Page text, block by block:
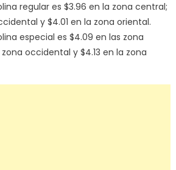
regular es $3.96 en la zona central;
y $4.01 en la zona oriental.
especial es $4.09 en las zona
occidental y $4.13 en la zona